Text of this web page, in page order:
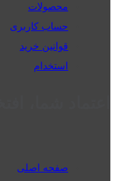
محصولات
حساب کاربری
قوانین خرید
استخدام
صفحه اصلی